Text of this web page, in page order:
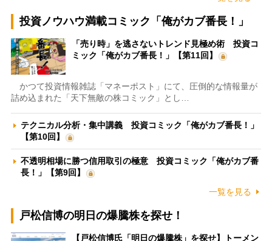
投資ノウハウ満載コミック「俺がカブ番長！」
「売り時」を逃さないトレンド見極め術 投資コ
ミック「俺がカブ番長！」【第11回】
かつて投資情報雑誌「マネーポスト」にて、圧倒的な情報量が
詰め込まれた「天下無敵の株コミック」とし…
テクニカル分析・集中講義 投資コミック「俺がカブ番長！」
【第10回】
不透明相場に勝つ信用取引の極意 投資コミック「俺がカブ番
長！」【第9回】
一覧を見る
戸松信博の明日の爆騰株を探せ！
【戸松信博氏「明日の爆騰株」を探せ】トーメン